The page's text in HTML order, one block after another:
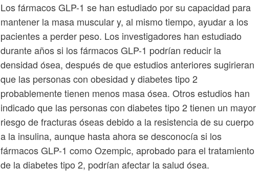
Los fármacos GLP-1 se han estudiado por su capacidad para
mantener la masa muscular y, al mismo tiempo, ayudar a los
pacientes a perder peso. Los investigadores han estudiado
durante años si los fármacos GLP-1 podrían reducir la
densidad ósea, después de que estudios anteriores sugirieran
que las personas con obesidad y diabetes tipo 2
probablemente tienen menos masa ósea. Otros estudios han
indicado que las personas con diabetes tipo 2 tienen un mayor
riesgo de fracturas óseas debido a la resistencia de su cuerpo
a la insulina, aunque hasta ahora se desconocía si los
fármacos GLP-1 como Ozempic, aprobado para el tratamiento
de la diabetes tipo 2, podrían afectar la salud ósea.